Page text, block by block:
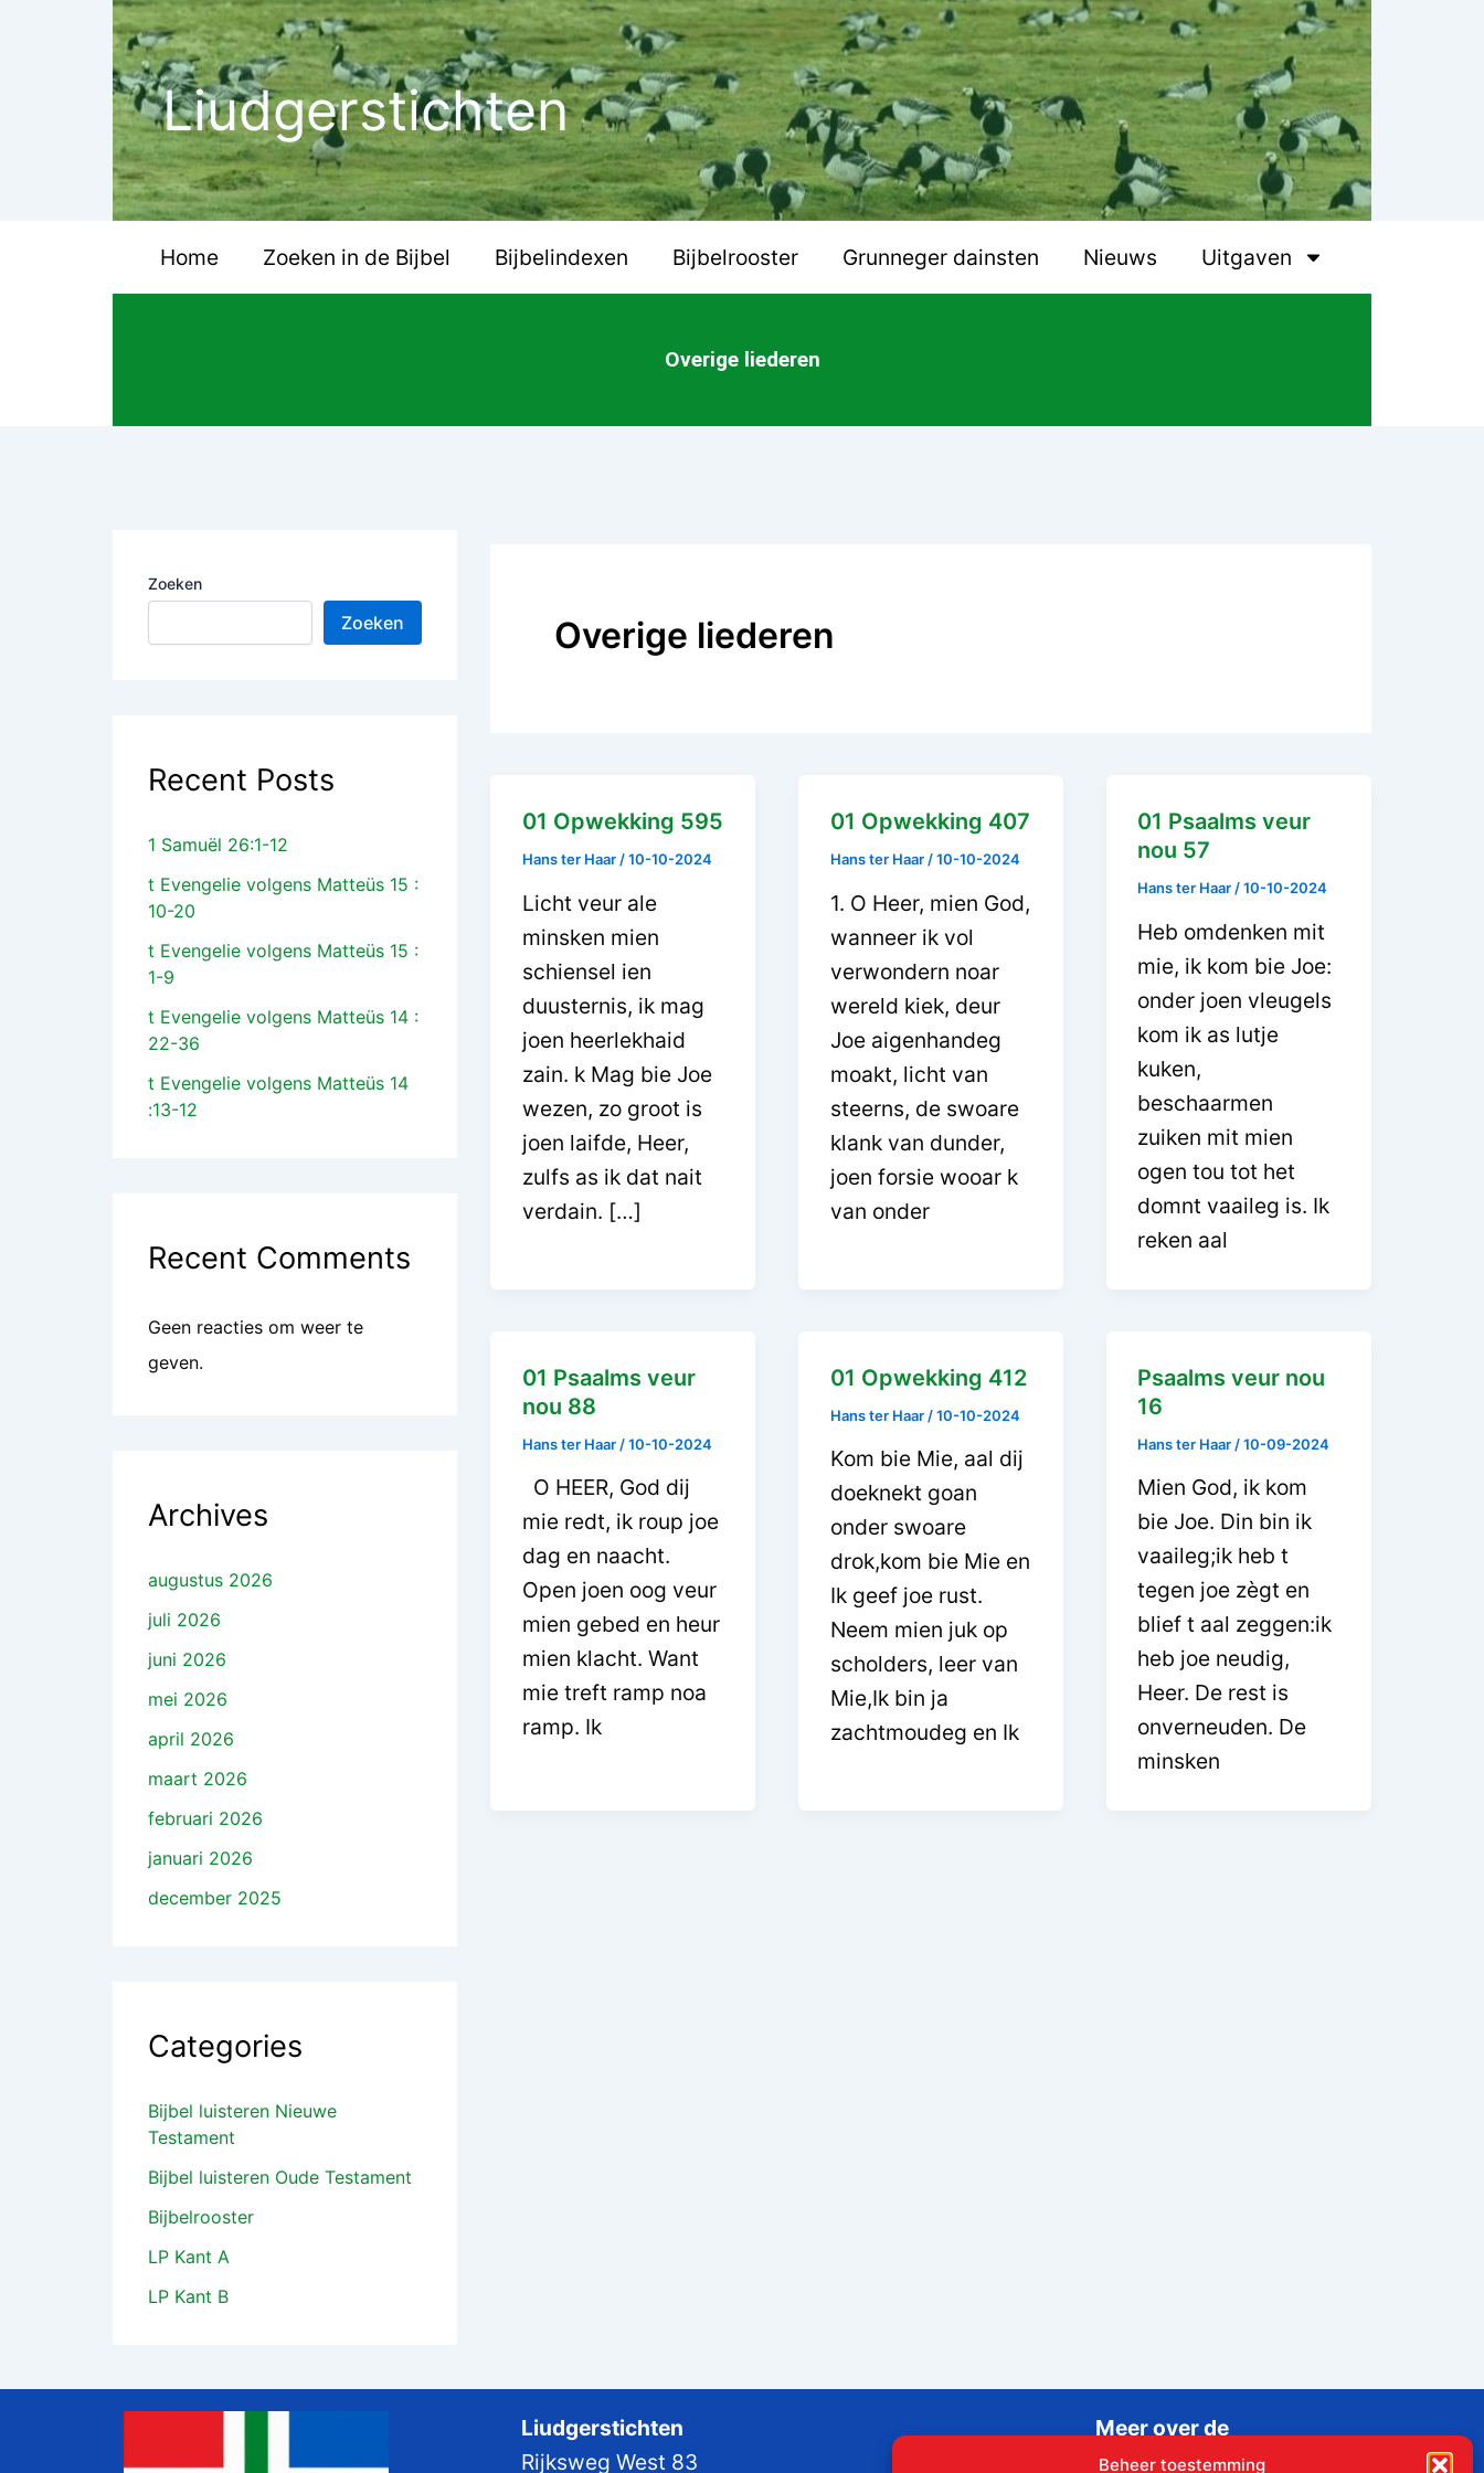
Beheer toestemming
Liudgerstichten
Home Zoeken in de Bijbel Bijbelindexen Bijbelrooster Grunneger dainsten Nieuws Uitgaven
Overige liederen
Zoeken
Zoeken
Recent Posts
1 Samuël 26:1-12
t Evengelie volgens Matteüs 15 :
10-20
t Evengelie volgens Matteüs 15 :
1-9
t Evengelie volgens Matteüs 14 :
22-36
t Evengelie volgens Matteüs 14
:13-12
Recent Comments
Geen reacties om weer te
geven.
Archives
augustus 2026
juli 2026
juni 2026
mei 2026
april 2026
maart 2026
februari 2026
januari 2026
december 2025
Categories
Bijbel luisteren Nieuwe
Testament
Bijbel luisteren Oude Testament
Bijbelrooster
LP Kant A
LP Kant B
Overige liederen
01 Opwekking 595
Hans ter Haar /10-10-2024
Licht veur ale
minsken mien
schiensel ien
duusternis, ik mag
joen heerlekhaid
zain. k Mag bie Joe
wezen, zo groot is
joen laifde, Heer,
zulfs as ik dat nait
verdain. […]
01 Opwekking 407
Hans ter Haar /10-10-2024
1. O Heer, mien God,
wanneer ik vol
verwondern noar
wereld kiek, deur
Joe aigenhandeg
moakt, licht van
steerns, de swoare
klank van dunder,
joen forsie wooar k
van onder
01 Psaalms veur
nou 57
Hans ter Haar /10-10-2024
Heb omdenken mit
mie, ik kom bie Joe:
onder joen vleugels
kom ik as lutje
kuken,
beschaarmen
zuiken mit mien
ogen tou tot het
domnt vaaileg is. Ik
reken aal
01 Psaalms veur
nou 88
Hans ter Haar /10-10-2024
O HEER, God dij
mie redt, ik roup joe
dag en naacht.
Open joen oog veur
mien gebed en heur
mien klacht. Want
mie treft ramp noa
ramp. Ik
01 Opwekking 412
Hans ter Haar /10-10-2024
Kom bie Mie, aal dij
doeknekt goan
onder swoare
drok,kom bie Mie en
Ik geef joe rust.
Neem mien juk op
scholders, leer van
Mie,Ik bin ja
zachtmoudeg en Ik
Psaalms veur nou
16
Hans ter Haar /10-09-2024
Mien God, ik kom
bie Joe. Din bin ik
vaaileg;ik heb t
tegen joe zègt en
blief t aal zeggen:ik
heb joe neudig,
Heer. De rest is
onverneuden. De
minsken
Liudgerstichten
Rijksweg West 83
Meer over de
Liudgerstichten